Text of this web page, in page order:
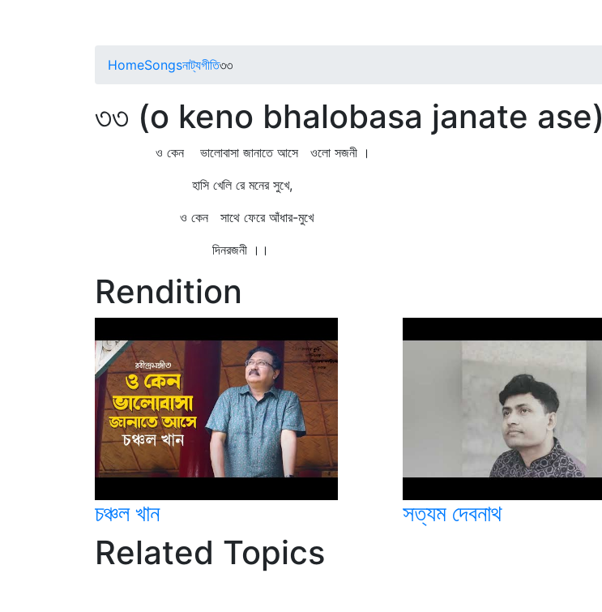
HomeSongsনাট্যগীতি৩৩
৩৩ (o keno bhalobasa janate ase)
ও কেন ভালোবাসা জানাতে আসে ওলো সজনী ।
হাসি খেলি রে মনের সুখে,
ও কেন সাথে ফেরে আঁধার-মুখে
দিনরজনী ।।
Rendition
চঞ্চল খান সত্যম দেবনাথ
Related Topics